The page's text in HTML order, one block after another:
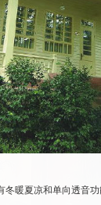
暖夏凉和单向透音